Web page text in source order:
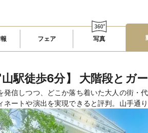
フェア 写真
山駅徒歩6分】 大階段とガ
発信しつつ、どこか落ち着いた大人の街・
ネートや演出を実現できると評判。山手通